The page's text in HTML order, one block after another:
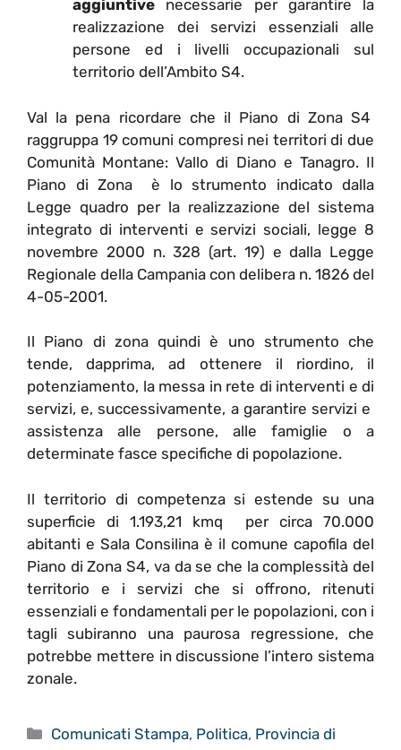
aggiuntive necessarie per garantire la
realizzazione dei servizi essenziali alle
persone ed i livelli occupazionali sul
territorio dell’Ambito S4.
Val la pena ricordare che il Piano di Zona S4
raggruppa 19 comuni compresi nei territori di due
Comunità Montane: Vallo di Diano e Tanagro. Il
Piano di Zona è lo strumento indicato dalla
Legge quadro per la realizzazione del sistema
integrato di interventi e servizi sociali, legge 8
novembre 2000 n. 328 (art. 19) e dalla Legge
Regionale della Campania con delibera n. 1826 del
4-05-2001.
Il Piano di zona quindi è uno strumento che
tende, dapprima, ad ottenere il riordino, il
potenziamento, la messa in rete di interventi e di
servizi, e, successivamente, a garantire servizi e
assistenza alle persone, alle famiglie o a
determinate fasce specifiche di popolazione.
Il territorio di competenza si estende su una
superficie di 1.193,21 kmq per circa 70.000
abitanti e Sala Consilina è il comune capofila del
Piano di Zona S4, va da se che la complessità del
territorio e i servizi che si offrono, ritenuti
essenziali e fondamentali per le popolazioni, con i
tagli subiranno una paurosa regressione, che
potrebbe mettere in discussione l’intero sistema
zonale.
Categorie
Comunicati Stampa, Politica, Provincia di